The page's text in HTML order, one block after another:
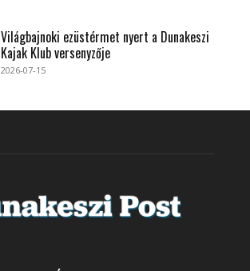
Világbajnoki ezüstérmet nyert a Dunakeszi
Kajak Klub versenyzője
2026-07-15